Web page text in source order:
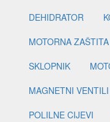
DEHIDRATOR
MOTORNA ZAŠTITA
SKLOPNIK
MAGNETNI VENTILI
POLILNE CIJEVI